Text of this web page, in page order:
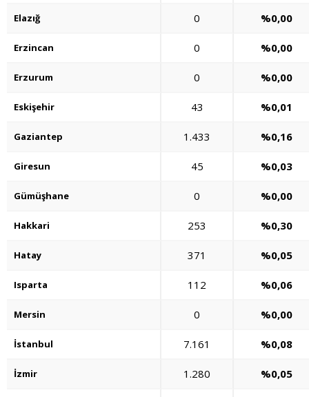
Elazığ 0 %0,00
Erzincan 0 %0,00
Erzurum 0 %0,00
Eskişehir 43 %0,01
Gaziantep 1.433 %0,16
Giresun 45 %0,03
Gümüşhane 0 %0,00
Hakkari 253 %0,30
Hatay 371 %0,05
Isparta 112 %0,06
Mersin 0 %0,00
İstanbul 7.161 %0,08
İzmir 1.280 %0,05